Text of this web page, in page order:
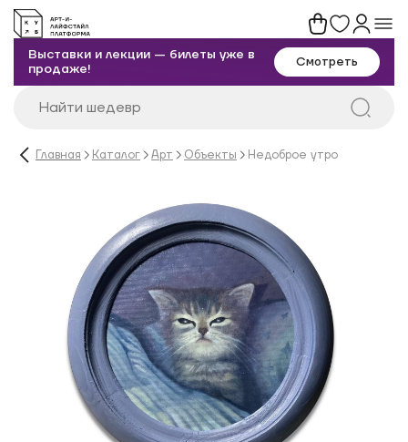
Выставки и лекции — билеты уже в
продаже!
Смотреть
Главная Каталог Арт Объекты Недоброе утро